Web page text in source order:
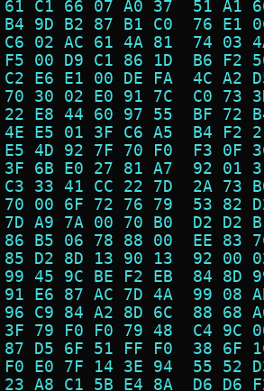
C1 66 07 A0 37  51
9D B2 87 B1 C0  76
02 AC 61 4A 81  74
00 D9 C1 86 1D  B6
E6 E1 00 DE FA  4C
30 02 E0 91 7C  C0
E8 44 60 97 55  BF
E5 01 3F C6 A5  B4
4D 92 7F 70 F0  F3
6B E0 27 81 A7  92
33 41 CC 22 7D  2A
00 6F 72 76 79  53
A9 7A 00 70 B0  D2
B5 06 78 88 00  EE
D2 8D 13 90 13  92
45 9C BE F2 EB  84
E6 87 AC 7D 4A  99
C9 84 A2 8D 6C  88
79 F0 F0 79 48  C4
D5 6F 51 FF F0  38
E0 7F 14 3E 94  55
A8 C1 5B E4 8A  D6